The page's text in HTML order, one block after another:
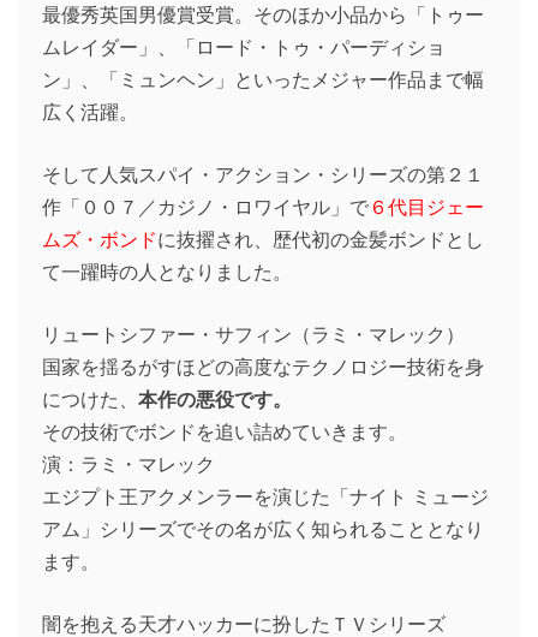
最優秀英国男優賞受賞。そのほか小品から「トゥー
ムレイダー」、「ロード・トゥ・パーディショ
ン」、「ミュンヘン」といったメジャー作品まで幅
広く活躍。
そして人気スパイ・アクション・シリーズの第２１
作「００７／カジノ・ロワイヤル」で ６代目ジェー
ムズ・ボンドに抜擢され、歴代初の金髪ボンドとし
て一躍時の人となりました。
リュートシファー・サフィン（ラミ・マレック）
国家を揺るがすほどの高度なテクノロジー技術を身
につけた、 本作の悪役です。
その技術でボンドを追い詰めていきます。
演：ラミ・マレック
エジプト王アクメンラーを演じた「ナイト ミュージ
アム」シリーズでその名が広く知られることとなり
ます。
闇を抱える天才ハッカーに扮したＴＶシリーズ